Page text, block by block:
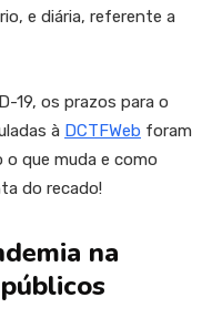
e diária, referente a
19, os prazos para o
à DCTFWeb foram
que muda e como
do recado!
na